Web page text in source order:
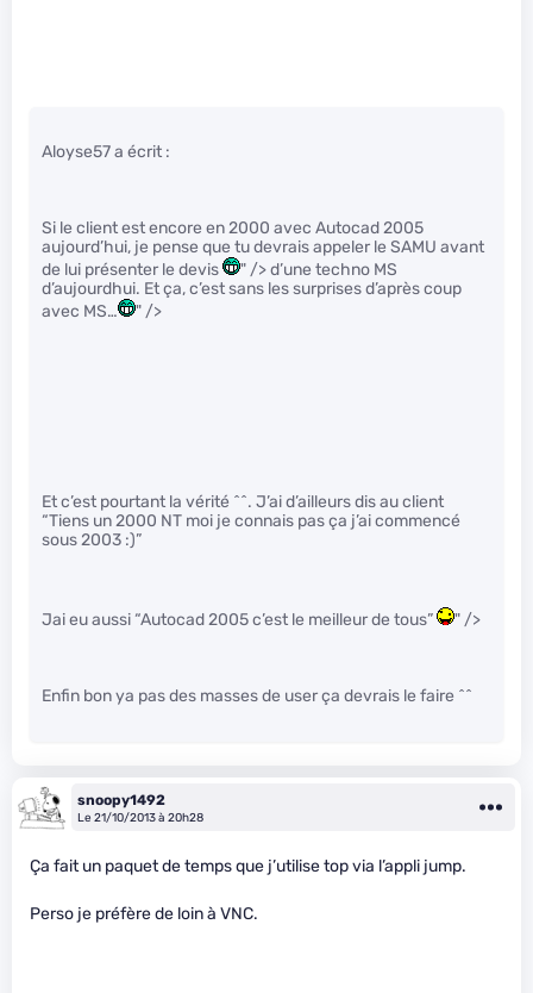
Aloyse57 a écrit :
Si le client est encore en 2000 avec Autocad 2005
aujourd’hui, je pense que tu devrais appeler le SAMU avant
de lui présenter le devis
" /> d’une techno MS
d’aujourdhui. Et ça, c’est sans les surprises d’après coup
avec MS…
" />
Et c’est pourtant la vérité ^^. J’ai d’ailleurs dis au client
“Tiens un 2000 NT moi je connais pas ça j’ai commencé
sous 2003 :)”
Jai eu aussi “Autocad 2005 c’est le meilleur de tous” " />
Enfin bon ya pas des masses de user ça devrais le faire ^^
snoopy1492
Le 21/10/2013 à 20h28
Ça fait un paquet de temps que j’utilise top via l’appli jump.
Perso je préfère de loin à VNC.